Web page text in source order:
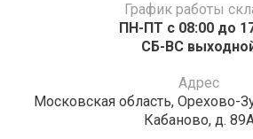
График работы
ПН-ПТ с 08:00 до
СБ-ВС
Адрес
Московская область, Орехово-
Кабаново, д.